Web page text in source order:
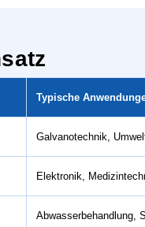
Typische
Galvanotechnik,
Elektronik,
Abwasserbehandlung,